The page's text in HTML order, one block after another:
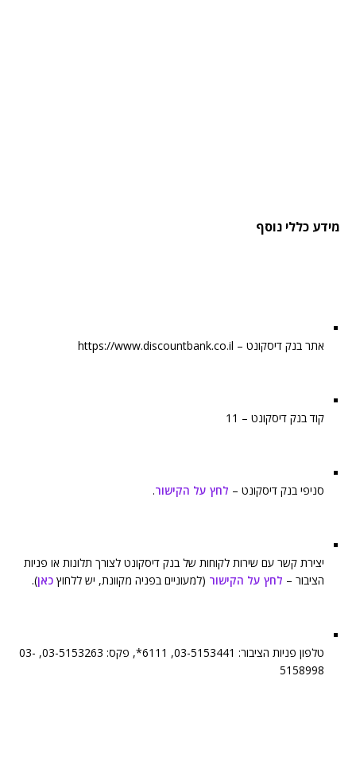
מידע כללי נוסף
אתר בנק דיסקונט – https://www.discountbank.co.il
קוד בנק דיסקונט – 11
סניפי בנק דיסקונט – לחץ על הקישור.
יצירת קשר עם שירות לקוחות של בנק דיסקונט לצורך תלונות או פניות
הציבור – לחץ על הקישור (למעוניים בפניה מקוונת, יש ללחוץ כאן).
טלפון פניות הציבור: 03-5153441, 6111*, פקס: 03-5153263, 03-
5158998